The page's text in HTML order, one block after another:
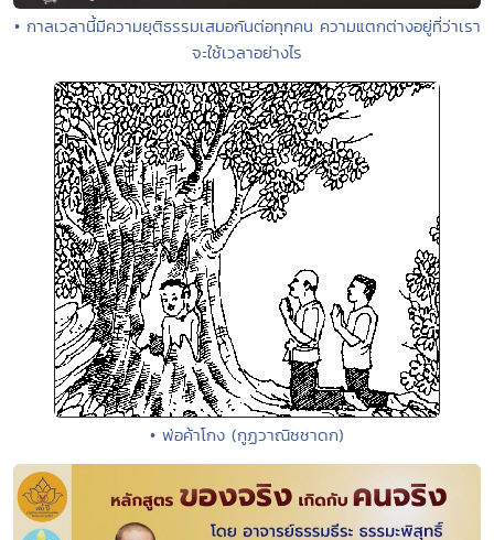
• กาลเวลานี้มีความยุติธรรมเสมอกันต่อทุกคน ความแตกต่างอยู่ที่ว่าเรา
จะใช้เวลาอย่างไร
• พ่อค้าโกง (กูฏวาณิชชาดก)